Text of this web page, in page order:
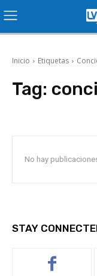
Inicio Etiquetas
Tag:
No hay
STAY